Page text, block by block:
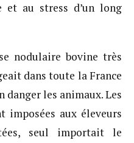
et au stress d’un long
nodulaire bovine très
dans toute la France
danger les animaux. Les
imposées aux éleveurs
seul importait le